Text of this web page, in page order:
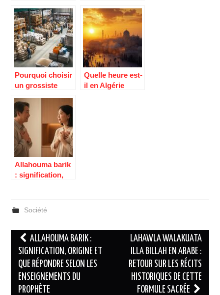
Comment
comparer
efficacement les
fournisseurs
d’energie en
2024
inspirations pour
futurs parents
Pourquoi choisir
un grossiste
premières et
emballages
alimentaires ?
Quelle heure est-
il en Algérie
Allahouma barik
: signification,
les Société
Navigation
des
articles
ALLAHOUMA BARIK :
SIGNIFICATION, ORIGINE ET
QUE RÉPONDRE SELON LES
ENSEIGNEMENTS DU
PROPHÈTE
LAHAWLA WALAKUATA
ILLA BILLAH EN ARABE :
RETOUR SUR LES RÉCITS
HISTORIQUES DE CETTE
FORMULE SACRÉE